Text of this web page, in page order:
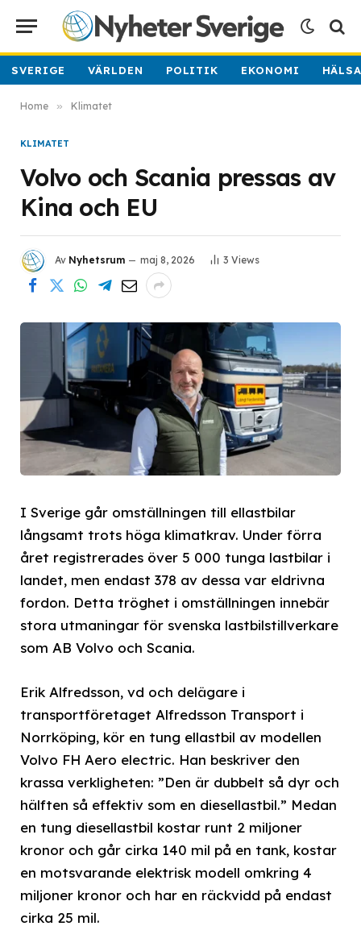
SVERIGE VÄRLDEN POLITIK EKONOMI
Home » Klimatet
KLIMATET
Volvo och Scania pressas av
Kina och EU
Av Nyhetsrum maj 8, 2026 3 Views
I Sverige går omställningen till ellastbilar
långsamt trots höga klimatkrav. Under förra
året registrerades över 5 000 tunga lastbilar i
landet, men endast 378 av dessa var eldrivna
fordon. Detta tröghet i omställningen innebär
stora utmaningar för svenska lastbilstillverkare
som AB Volvo och Scania.
Erik Alfredsson, vd och delägare i
transportföretaget Alfredsson Transport i
Norrköping, kör en tung ellastbil av modellen
Volvo FH Aero electric. Han beskriver den
krassa verkligheten: ”Den är dubbelt så dyr och
hälften så effektiv som en diesellastbil.” Medan
en tung diesellastbil kostar runt 2 miljoner
kronor och går cirka 140 mil på en tank, kostar
en motsvarande elektrisk modell omkring 4
miljoner kronor och har en räckvidd på endast
cirka 25 mil.